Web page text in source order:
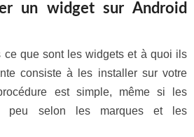
un widget sur Android
ce que sont les widgets et à quoi ils
consiste à les installer sur votre
est simple, même si les
peu selon les marques et les